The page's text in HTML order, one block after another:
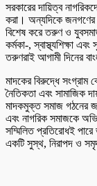
সরকারের দায়িত্ব
করা। অন্যদিকে জনগণের
বিশেষ করে তরুণ ও
কর্মকা-, স্বাস্থ্যশিক্ষা
তরুণরাই আগামী দিনের
মাদকের বিরুদ্ধে
নৈতিকতা এবং সামাজিক
মাদকমুক্ত সমাজ গঠনের জন্য
এবং নাগরিক সমাজকে
সম্মিলিত প্রতিরোধই
একটি সুস্থ, নিরাপদ ও